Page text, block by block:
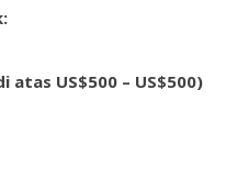
US$500 – US$500)